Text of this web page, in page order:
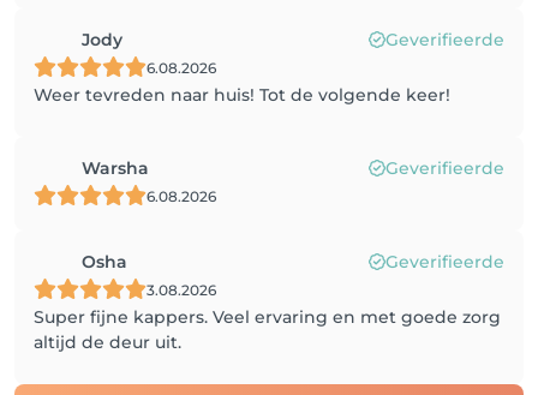
Jody Geverifieerde
6.08.2026
Weer tevreden naar huis! Tot de volgende keer!
Warsha Geverifieerde
6.08.2026
Osha Geverifieerde
3.08.2026
Super fijne kappers. Veel ervaring en met goede zorg
altijd de deur uit.